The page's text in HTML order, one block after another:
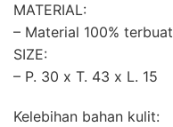
MATERIAL:
– Material 100%
SIZE:
– P. 30 x T. 43 x L. 15
Kelebihan bahan kulit: